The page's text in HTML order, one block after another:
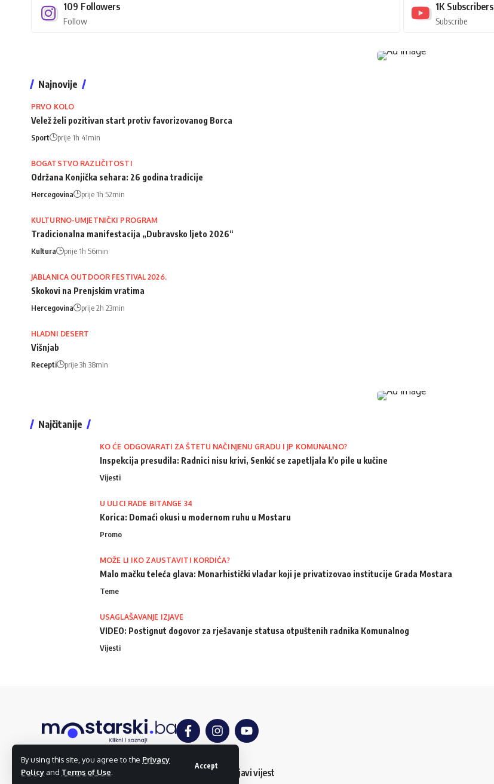
By using this site, you agree to the Privacy
Policy and Terms of Use.
Accept
109 Followers
Follow
1K Subscribers
Subscribe
Najnovije
PRVO KOLO
Velež želi pozitivan start protiv favorizovanog Borca
Sport prije 1h 41min
BOGATSTVO RAZLIČITOSTI
Održana Konjička sehara: 26 godina tradicije
Hercegovina prije 1h 52min
KULTURNO-UMJETNIČKI PROGRAM
Tradicionalna manifestacija „Dubravsko ljeto 2026“
Kultura prije 1h 56min
JABLANICA OUTDOOR FESTIVAL 2026.
Skokovi na Prenjskim vratima
Hercegovina prije 2h 23min
HLADNI DESERT
Višnjab
Recepti prije 3h 38min
Najčitanije
KO ĆE ODGOVARATI ZA ŠTETU NAČINJENU GRADU I JP KOMUNALNO?
Inspekcija presudila: Radnici nisu krivi, Senkić se zapetljala k'o pile u kučine
Vijesti
U ULICI RADE BITANGE 34
Korica: Domaći okusi u modernom ruhu u Mostaru
Promo
MOŽE LI IKO ZAUSTAVITI KORDIĆA?
Malo mačku teleća glava: Monarhistički vladar koji je privatizovao institucije Grada Mostara
Teme
USAGLAŠAVANJE IZJAVE
VIDEO: Postignut dogovor za rješavanje statusa otpuštenih radnika Komunalnog
Vijesti
O nama Impressum Kontakt Dojavi vijest